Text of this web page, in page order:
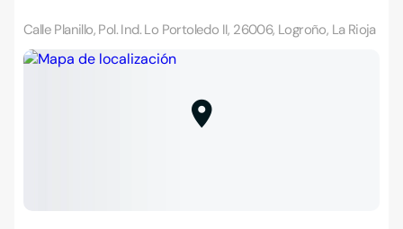
Calle Planillo, Pol. Ind. Lo Portoledo II, 26006, Logroño, La Rioja